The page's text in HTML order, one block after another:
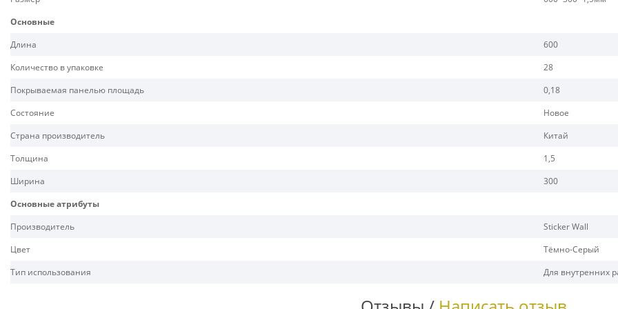
Основные
Длина
600
Количество в упаковке
28
Покрываемая панелью площадь
0,18
Состояние
Новое
Страна производитель
Китай
Толщина
1,5
Ширина
300
Основные атрибуты
Производитель
Sticker Wall
Цвет
Тёмно-Серый
Тип использования
Для внутренних